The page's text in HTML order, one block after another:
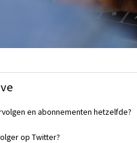
en abonnementen hetzelfde?
op Twitter?